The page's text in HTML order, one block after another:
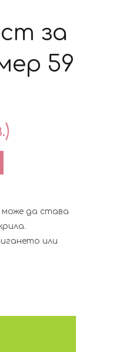
за
59
8.18€
(16.00
за акрил - EzFlow Мономер
да става
или